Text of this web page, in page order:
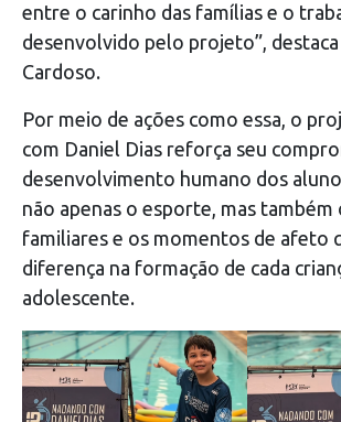
entre o carinho das famílias e o
desenvolvido pelo projeto”,
Cardoso.
Por meio de ações como essa, o
com Daniel Dias reforça seu
desenvolvimento humano dos
não apenas o esporte, mas também
familiares e os momentos de afeto
diferença na formação de cada
adolescente.